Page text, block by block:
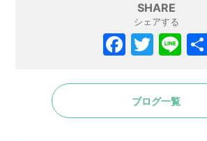
SHARE
シェアする
F
c
e
T
itt
er
Li
e
ブログ一覧